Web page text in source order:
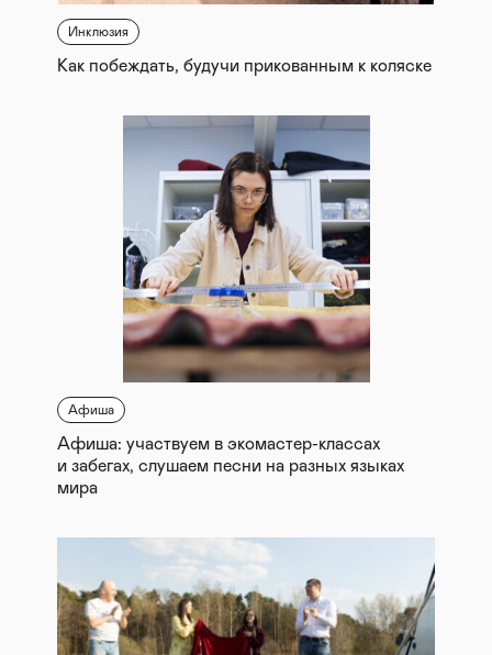
Инклюзия
Как побеждать, будучи прикованным к коляске
Афиша
Афиша: участвуем в экомастер-классах
и забегах, слушаем песни на разных языках
мира